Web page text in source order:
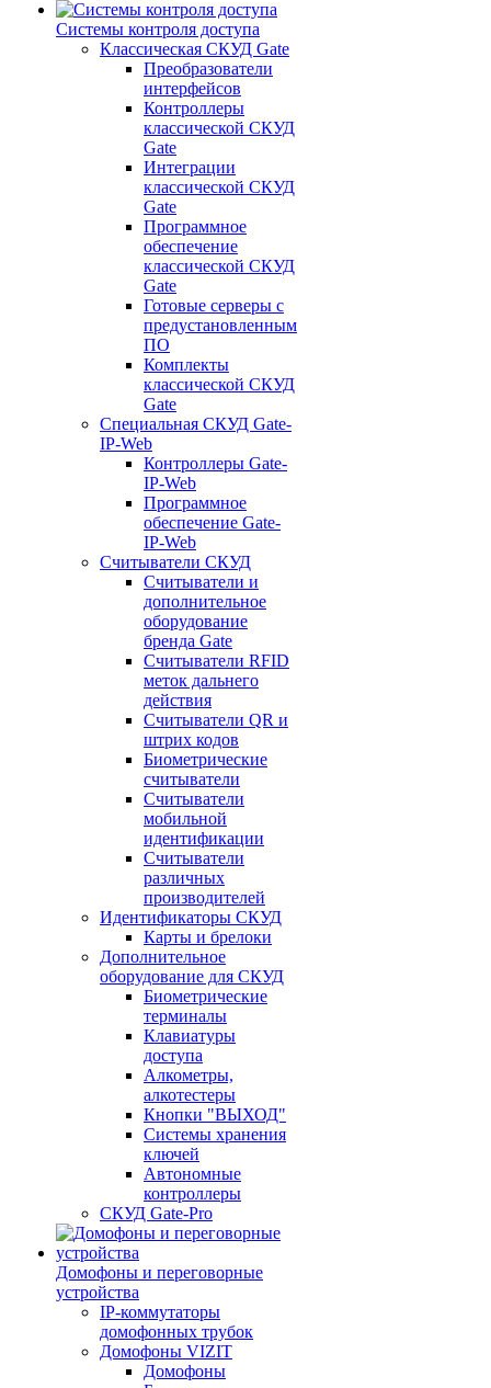
Системы контроля доступа
Классическая СКУД Gate
Преобразователи
интерфейсов
Контроллеры
классической СКУД
Gate
Интеграции
классической СКУД
Gate
Программное
обеспечение
классической СКУД
Gate
Готовые серверы с
предустановленным
ПО
Комплекты
классической СКУД
Gate
Специальная СКУД Gate-
IP-Web
Контроллеры Gate-
IP-Web
Программное
обеспечение Gate-
IP-Web
Считыватели СКУД
Считыватели и
дополнительное
оборудование
бренда Gate
Считыватели RFID
меток дальнего
действия
Считыватели QR и
штрих кодов
Биометрические
считыватели
Считыватели
мобильной
идентификации
Считыватели
различных
производителей
Идентификаторы СКУД
Карты и брелоки
Дополнительное
оборудование для СКУД
Биометрические
терминалы
Клавиатуры
доступа
Алкометры,
алкотестеры
Кнопки "ВЫХОД"
Системы хранения
ключей
Автономные
контроллеры
СКУД Gate-Pro
Домофоны и переговорные
устройства
IP-коммутаторы
домофонных трубок
Домофоны VIZIT
Домофоны